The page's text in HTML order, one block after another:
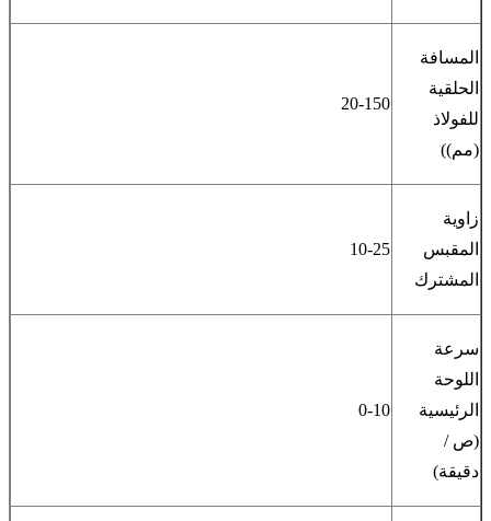
المسافة
الحلقية
للفولاذ
(مم))
20-150
زاوية
المقبس
المشترك
10-25
سرعة
اللوحة
الرئيسية
(ص /
دقيقة)
0-10